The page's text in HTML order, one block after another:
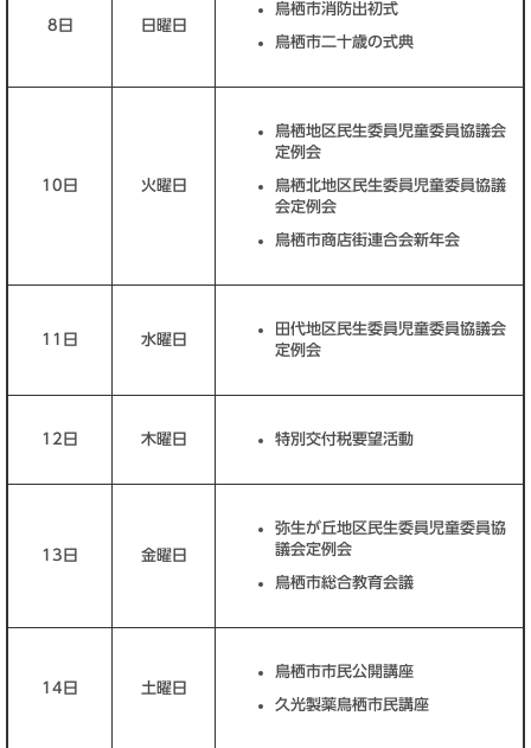
8日 日曜日
鳥栖市消防出初式
鳥栖市二十歳の式典
10日 火曜日
鳥栖地区民生委員児童委員協議会
定例会
鳥栖北地区民生委員児童委員協議
会定例会
鳥栖市商店街連合会新年会
11日 水曜日
田代地区民生委員児童委員協議会
定例会
12日 木曜日 特別交付税要望活動
13日 金曜日
弥生が丘地区民生委員児童委員協
議会定例会
鳥栖市総合教育会議
14日 土曜日
鳥栖市市民公開講座
久光製薬鳥栖市民講座